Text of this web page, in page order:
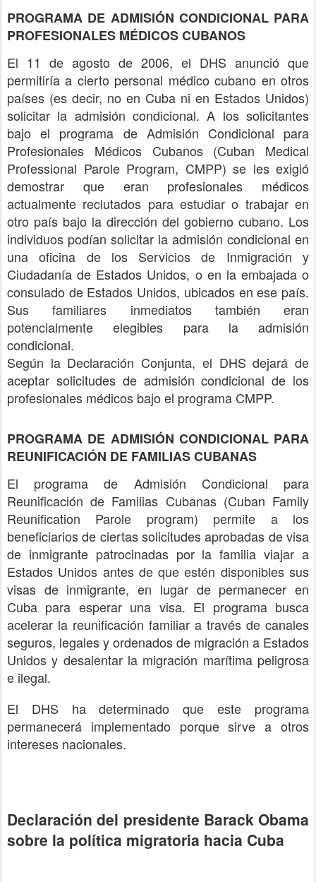
PROGRAMA DE ADMISIÓN CONDICIONAL PARA
PROFESIONALES MÉDICOS CUBANOS
El 11 de agosto de 2006, el DHS anunció que
permitiría a cierto personal médico cubano en otros
países (es decir, no en Cuba ni en Estados Unidos)
solicitar la admisión condicional. A los solicitantes
bajo el programa de Admisión Condicional para
Profesionales Médicos Cubanos (Cuban Medical
Professional Parole Program, CMPP) se les exigió
demostrar que eran profesionales médicos
actualmente reclutados para estudiar o trabajar en
otro país bajo la dirección del gobierno cubano. Los
individuos podían solicitar la admisión condicional en
una oficina de los Servicios de Inmigración y
Ciudadanía de Estados Unidos, o en la embajada o
consulado de Estados Unidos, ubicados en ese país.
Sus familiares inmediatos también eran
potencialmente elegibles para la admisión
condicional.
Según la Declaración Conjunta, el DHS dejará de
aceptar solicitudes de admisión condicional de los
profesionales médicos bajo el programa CMPP.
PROGRAMA DE ADMISIÓN CONDICIONAL PARA
REUNIFICACIÓN DE FAMILIAS CUBANAS
El programa de Admisión Condicional para
Reunificación de Familias Cubanas (Cuban Family
Reunification Parole program) permite a los
beneficiarios de ciertas solicitudes aprobadas de visa
de inmigrante patrocinadas por la familia viajar a
Estados Unidos antes de que estén disponibles sus
visas de inmigrante, en lugar de permanecer en
Cuba para esperar una visa. El programa busca
acelerar la reunificación familiar a través de canales
seguros, legales y ordenados de migración a Estados
Unidos y desalentar la migración marítima peligrosa
e ilegal.
El DHS ha determinado que este programa
permanecerá implementado porque sirve a otros
intereses nacionales.
Declaración del presidente Barack Obama
sobre la política migratoria hacia Cuba